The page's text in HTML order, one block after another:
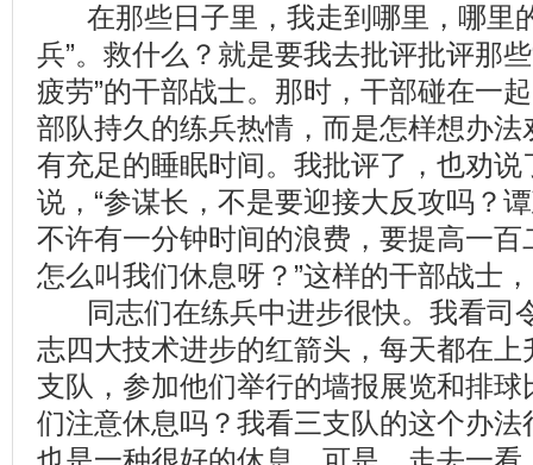
在那些日子里，我走到哪里，哪里
兵”。救什么？就是要我去批评批评那
疲劳”的干部战士。那时，干部碰在一
部队持久的练兵热情，而是怎样想办
有充足的睡眠时间。我批评了，也劝
说，“参谋长，不是要迎接大反攻吗？
不许有一分钟时间的浪费，要提高一
怎么叫我们休息呀？”这样的干部战士
同志们在练兵中进步很快。我看司
志四大技术进步的红箭头，每天都在
支队，参加他们举行的墙报展览和排
们注意休息吗？我看三支队的这个办